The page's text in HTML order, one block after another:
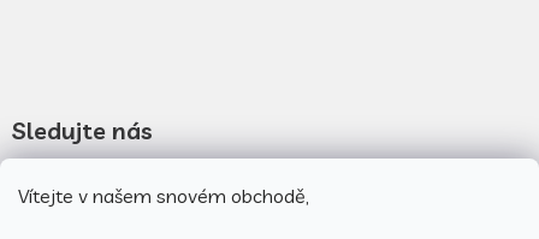
Vítejte v našem snovém obchodě,
Sledujte nás
Novinky na facebooku